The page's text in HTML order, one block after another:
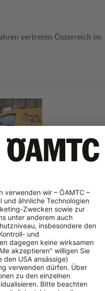
vertreten Österreich im
– Tipps
Aufsichtspflicht,